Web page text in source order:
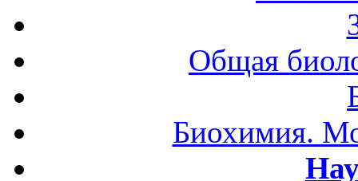
Общая
Биохимия.